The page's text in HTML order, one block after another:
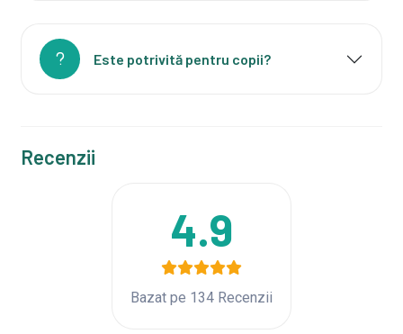
Este potrivită pentru copii?
Recenzii
4.9
Bazat pe 134 Recenzii